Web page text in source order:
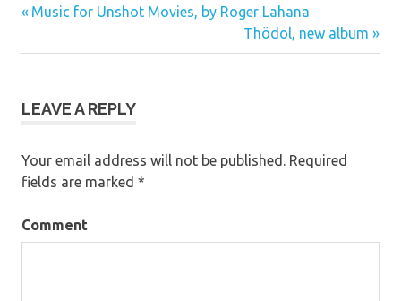
Previous
Music for Unshot Movies, by Roger Lahana
Next
Post:
Thödol, new album
LEAVE A REPLY
Your email address will not be published. Required
fields are marked *
Comment